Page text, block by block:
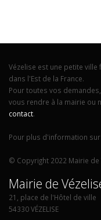
Vézelise est une petite ville
dans l'Est de la France.
Pour toutes vos
vous rendre à la mairie ou
contact.
Pour plus d'information
© Copyright 2022 Mairie de
Mairie de
21, place de l'Hôtel de ville
54330 VÉZELISE